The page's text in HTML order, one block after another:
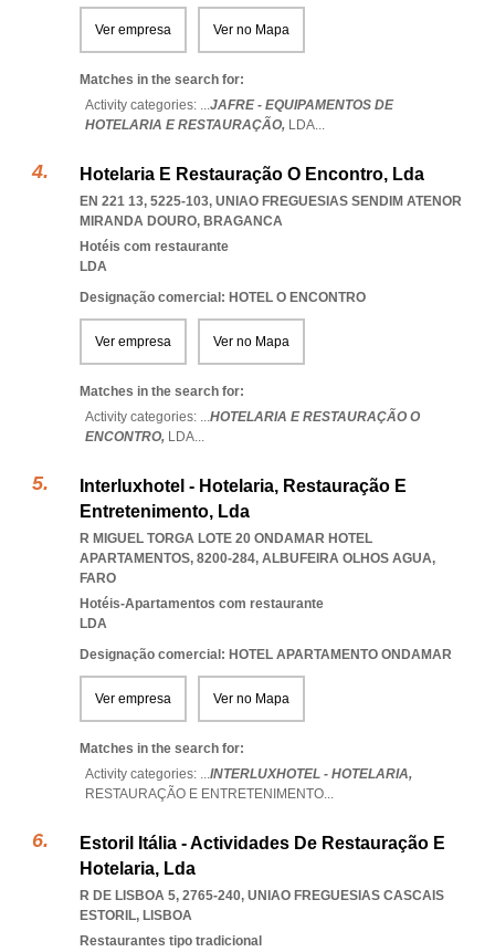
Ver empresa Ver no Mapa
Matches in the search for:
Activity categories: ...JAFRE - EQUIPAMENTOS DE
HOTELARIA E RESTAURAÇÃO, LDA...
Hotelaria E Restauração O Encontro, Lda
EN 221 13, 5225-103, UNIAO FREGUESIAS SENDIM ATENOR
MIRANDA DOURO, BRAGANCA
Hotéis com restaurante
LDA
Designação comercial: HOTEL O ENCONTRO
Ver empresa Ver no Mapa
Matches in the search for:
Activity categories: ...HOTELARIA E RESTAURAÇÃO O
ENCONTRO, LDA...
Interluxhotel - Hotelaria, Restauração E
Entretenimento, Lda
R MIGUEL TORGA LOTE 20 ONDAMAR HOTEL
APARTAMENTOS, 8200-284, ALBUFEIRA OLHOS AGUA,
FARO
Hotéis-Apartamentos com restaurante
LDA
Designação comercial: HOTEL APARTAMENTO ONDAMAR
Ver empresa Ver no Mapa
Matches in the search for:
Activity categories: ...INTERLUXHOTEL - HOTELARIA,
RESTAURAÇÃO E ENTRETENIMENTO...
Estoril Itália - Actividades De Restauração E
Hotelaria, Lda
R DE LISBOA 5, 2765-240, UNIAO FREGUESIAS CASCAIS
ESTORIL, LISBOA
Restaurantes tipo tradicional